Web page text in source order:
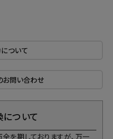
ついて
お問い合わせ
について
を期しておりますが、万一